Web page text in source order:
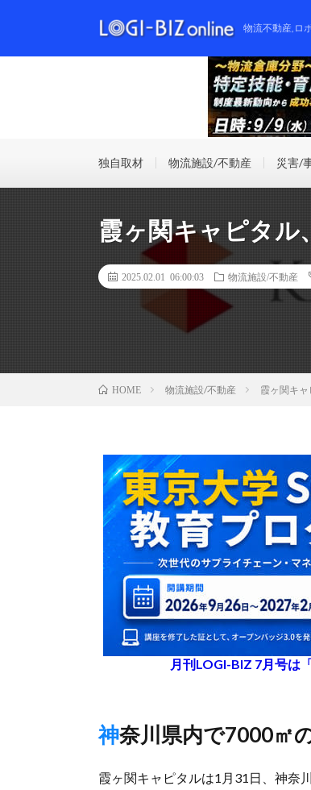
物流不動産,ロ
独自取材 物流施設/不動産 災害/
霞ヶ関キャピタル
2025.02.01 06:00:03 物流施設/不動産
HOME 物流施設/不動産 霞ヶ関キ
月刊LOGI-BIZ 7月号は
神奈川県内で7000
霞ヶ関キャピタルは1月31日、神奈